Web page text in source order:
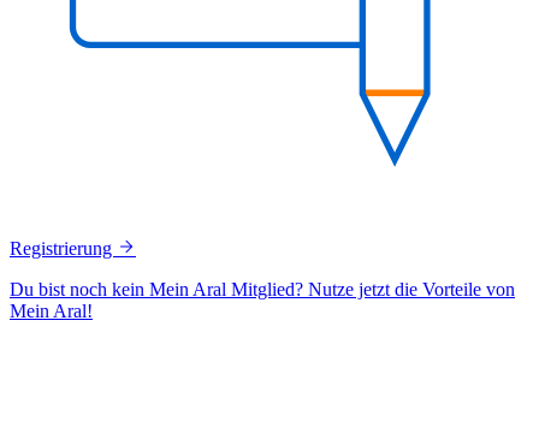
Registrierung
Du bist noch kein Mein Aral Mitglied? Nutze jetzt die Vorteile von
Mein Aral!